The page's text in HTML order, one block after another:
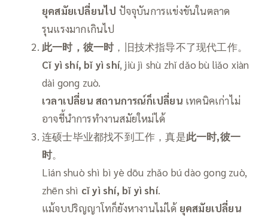
ยุคสมัยเปลี่ยนไป ปัจจุบันการแข่งขันในตลาด
รุนแรงมากเกินไป
此一时，彼一时，旧技术指导不了现代工作。
Cǐ yì shí, bǐ yì shí, jiù jì shù zhǐ dǎo bù liǎo xiàn
dài gong zuò.
เวลาเปลี่ยน สถานการณ์ก็เปลี่ยน เทคนิคเก่าไม่
อาจชี้นำการทำงานสมัยใหม่ได้
连硕士毕业都找不到工作，真是此一时,彼一
时。
Lián shuò shì bì yè dōu zhǎo bú dào gong zuò,
zhēn shì cǐ yì shí, bǐ yì shí.
แม้จบปริญญาโทก็ยังหางานไม่ได้ ยุคสมัยเปลี่ยน